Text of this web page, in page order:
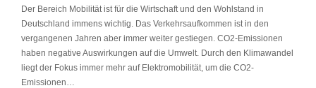
Der Bereich Mobilität ist für die Wirtschaft und den Wohlstand in
Deutschland immens wichtig. Das Verkehrsaufkommen ist in den
vergangenen Jahren aber immer weiter gestiegen. CO2-Emissionen
haben negative Auswirkungen auf die Umwelt. Durch den Klimawandel
liegt der Fokus immer mehr auf Elektromobilität, um die CO2-
Emissionen…